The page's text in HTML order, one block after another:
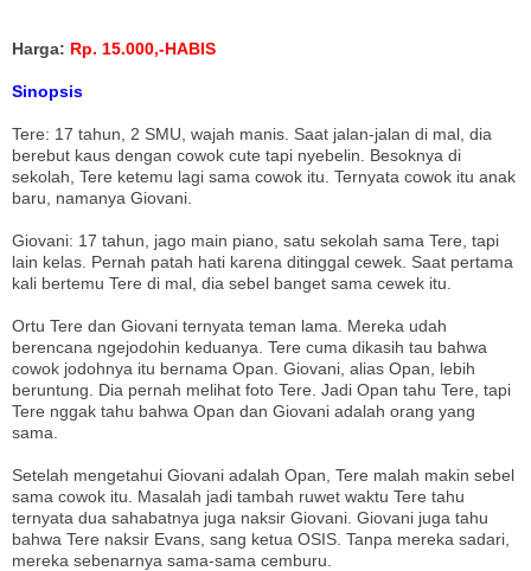
Harga: Rp. 15.000,-HABIS
Sinopsis
Tere: 17 tahun, 2 SMU, wajah manis. Saat jalan-jalan di mal, dia
berebut kaus dengan cowok cute tapi nyebelin. Besoknya di
sekolah, Tere ketemu lagi sama cowok itu. Ternyata cowok itu anak
baru, namanya Giovani.
Giovani: 17 tahun, jago main piano, satu sekolah sama Tere, tapi
lain kelas. Pernah patah hati karena ditinggal cewek. Saat pertama
kali bertemu Tere di mal, dia sebel banget sama cewek itu.
Ortu Tere dan Giovani ternyata teman lama. Mereka udah
berencana ngejodohin keduanya. Tere cuma dikasih tau bahwa
cowok jodohnya itu bernama Opan. Giovani, alias Opan, lebih
beruntung. Dia pernah melihat foto Tere. Jadi Opan tahu Tere, tapi
Tere nggak tahu bahwa Opan dan Giovani adalah orang yang
sama.
Setelah mengetahui Giovani adalah Opan, Tere malah makin sebel
sama cowok itu. Masalah jadi tambah ruwet waktu Tere tahu
ternyata dua sahabatnya juga naksir Giovani. Giovani juga tahu
bahwa Tere naksir Evans, sang ketua OSIS. Tanpa mereka sadari,
mereka sebenarnya sama-sama cemburu.